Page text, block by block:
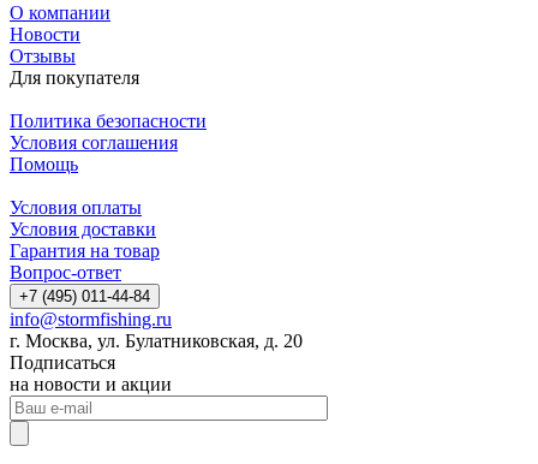
О компании
Новости
Отзывы
Для покупателя
Политика безопасности
Условия соглашения
Помощь
Условия оплаты
Условия доставки
Гарантия на товар
Вопрос-ответ
+7 (495) 011-44-84
info@stormfishing.ru
г. Москва, ул. Булатниковская, д. 20
Подписаться
на новости и акции